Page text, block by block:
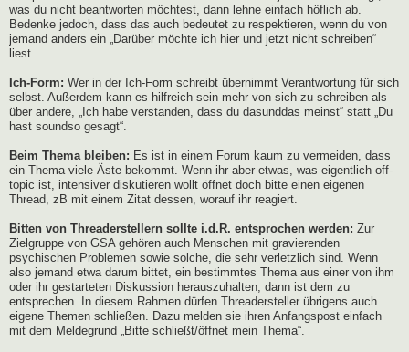
was du nicht beantworten möchtest, dann lehne einfach höflich ab.
Bedenke jedoch, dass das auch bedeutet zu respektieren, wenn du von
jemand anders ein „Darüber möchte ich hier und jetzt nicht schreiben“
liest.
Ich-Form: Wer in der Ich-Form schreibt übernimmt Verantwortung für sich
selbst. Außerdem kann es hilfreich sein mehr von sich zu schreiben als
über andere, „Ich habe verstanden, dass du dasunddas meinst“ statt „Du
hast soundso gesagt“.
Beim Thema bleiben: Es ist in einem Forum kaum zu vermeiden, dass
ein Thema viele Äste bekommt. Wenn ihr aber etwas, was eigentlich off-
topic ist, intensiver diskutieren wollt öffnet doch bitte einen eigenen
Thread, zB mit einem Zitat dessen, worauf ihr reagiert.
Bitten von Threaderstellern sollte i.d.R. entsprochen werden: Zur
Zielgruppe von GSA gehören auch Menschen mit gravierenden
psychischen Problemen sowie solche, die sehr verletzlich sind. Wenn
also jemand etwa darum bittet, ein bestimmtes Thema aus einer von ihm
oder ihr gestarteten Diskussion herauszuhalten, dann ist dem zu
entsprechen. In diesem Rahmen dürfen Threadersteller übrigens auch
eigene Themen schließen. Dazu melden sie ihren Anfangspost einfach
mit dem Meldegrund „Bitte schließt/öffnet mein Thema“.